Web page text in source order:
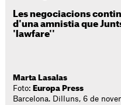
Les negociacions
d'una amnistia que
'lawfare''
Marta Lasalas
Foto: Europa Press
Barcelona. Dilluns, 6 de